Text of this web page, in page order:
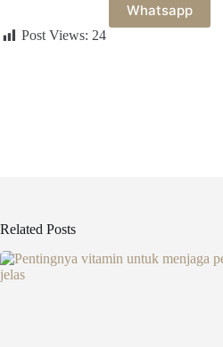
Whatsapp
Post Views: 24
Related Posts